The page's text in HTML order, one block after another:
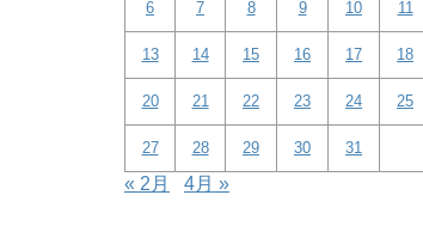
6 7 8 9 10 11
13 14 15 16 17 18
20 21 22 23 24 25
27 28 29 30 31
« 2月 4月 »